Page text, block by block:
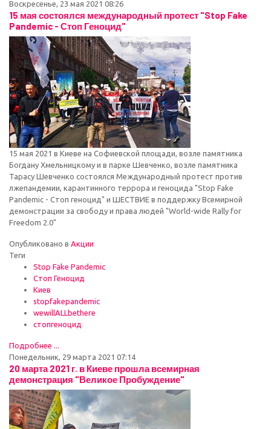
Воскресенье, 23 мая 2021 08:26
15 мая состоялся международный протест "Stop Fake
Pandemic - Стоп Геноцид"
15 мая 2021 в Киеве на Софиевской площади, возле памятника
Богдану Хмельницкому и в парке Шевченко, возле памятника
Тарасу Шевченко состоялся Международный протест против
лжепандемии, карантинного террора и геноцида "Stop Fake
Pandemic - Стоп геноцид" и ШЕСТВИЕ в поддержку Всемирной
демонстрации за свободу и права людей "World-wide Rally for
Freedom 2.0"
Опубликовано в Акции
Теги
Stop Fake Pandemic
Стоп Геноцид
Киев
stopfakepandemic
wewillALLbethere
стопгеноцид
Подробнее ...
Понедельник, 29 марта 2021 07:14
20 марта 2021 г. в Киеве прошла всемирная
демонстрация "Великое Пробуждение"